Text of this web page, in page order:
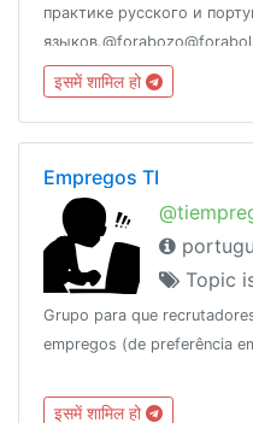
практике русского и
इसमें शामिल हो
Empregos TI
Topic
Grupo para que
empregos (de preferência
इसमें शामिल हो